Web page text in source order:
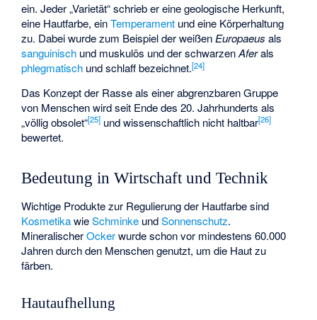
ein. Jeder „Varietät“ schrieb er eine geologische Herkunft,
eine Hautfarbe, einTemperament und eine Körperhaltung
zu. Dabei wurde zum Beispiel der weißenEuropaeus als
sanguinisch und muskulös und der schwarzenAferals
phlegmatisch und schlaff bezeichnet.[24]
Das Konzept der Rasse als einer abgrenzbaren Gruppe
von Menschen wird seit Ende des 20. Jahrhunderts als
„völlig obsolet“[25] und wissenschaftlich nicht haltbar[26]
bewertet.
Bedeutung in Wirtschaft und Technik
Wichtige Produkte zur Regulierung der Hautfarbe sind
KosmetikawieSchminke undSonnenschutz.
MineralischerOckerwurde schon vor mindestens 60.000
Jahren durch den Menschen genutzt, um die Haut zu
färben.
Hautaufhellung